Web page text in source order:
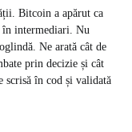
Bitcoin a apărut ca
în intermediari. Nu
Ne arată cât de
prin decizie și cât
scrisă în cod și validată